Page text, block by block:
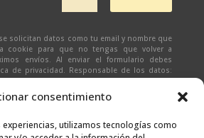
consentimiento
utilizamos tecnologías como
solicitan datos como tu email y nombre que
cookie para que no tengas que volver a
envíos. Al enviar el formulario debes
de privacidad. Responsable de los datos:
responder a solicitudes del formulario |
expreso | Destinatario:
sólo en cliente email) | Derechos: Tienes